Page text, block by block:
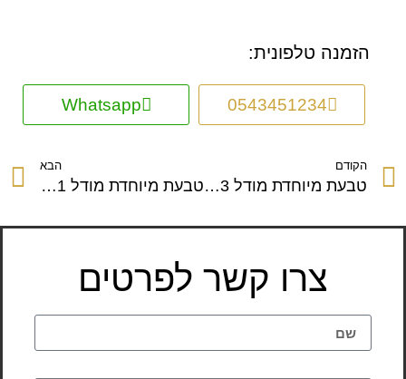
הזמנה טלפונית:
0543451234
Whatsapp
הקודם
טבעת מיוחדת מודל 1003
הבא
טבעת מיוחדת מודל 1011
צרו קשר לפרטים